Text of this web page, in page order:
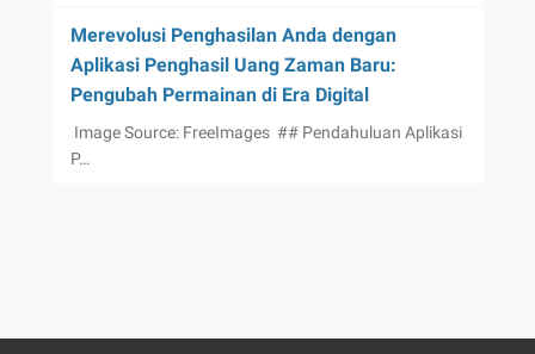
Merevolusi Penghasilan Anda dengan
Aplikasi Penghasil Uang Zaman Baru:
Pengubah Permainan di Era Digital
‍ Image Source: FreeImages ‍ ## Pendahuluan Aplikasi
P…